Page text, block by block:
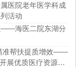
医院老年医学科成
活动
——海医二院东湖分
准帮扶提质增效——
展优质医疗资源下